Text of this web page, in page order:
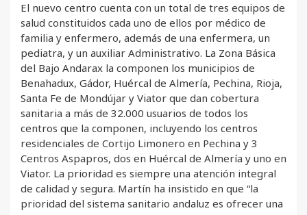
El nuevo centro cuenta con un total de tres equipos de
salud constituidos cada uno de ellos por médico de
familia y enfermero, además de una enfermera, un
pediatra, y un auxiliar Administrativo. La Zona Básica
del Bajo Andarax la componen los municipios de
Benahadux, Gádor, Huércal de Almería, Pechina, Rioja,
Santa Fe de Mondújar y Viator que dan cobertura
sanitaria a más de 32.000 usuarios de todos los
centros que la componen, incluyendo los centros
residenciales de Cortijo Limonero en Pechina y 3
Centros Aspapros, dos en Huércal de Almería y uno en
Viator. La prioridad es siempre una atención integral
de calidad y segura. Martín ha insistido en que “la
prioridad del sistema sanitario andaluz es ofrecer una